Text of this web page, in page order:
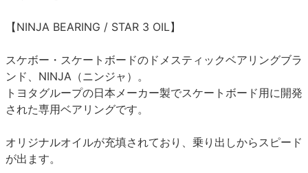
【NINJA BEARING / STAR 3 OIL】
スケボー・スケートボードのドメスティックベアリングブラ
ンド、NINJA（ニンジャ）。
トヨタグループの日本メーカー製でスケートボード用に開発
された専用ベアリングです。
オリジナルオイルが充填されており、乗り出しからスピード
が出ます。